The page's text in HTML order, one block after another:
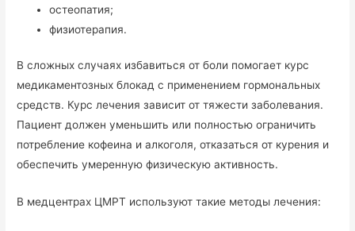
остеопатия;
физиотерапия.
В сложных случаях избавиться от боли помогает курс
медикаментозных блокад с применением гормональных
средств. Курс лечения зависит от тяжести заболевания.
Пациент должен уменьшить или полностью ограничить
потребление кофеина и алкоголя, отказаться от курения и
обеспечить умеренную физическую активность.
В медцентрах ЦМРТ используют такие методы лечения: